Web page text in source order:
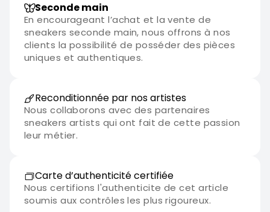
Seconde main
En encourageant l’achat et la vente de
sneakers seconde main, nous offrons à nos
clients la possibilité de posséder des pièces
uniques et authentiques.
Reconditionnée par nos artistes
Nous collaborons avec des partenaires
sneakers artists qui ont fait de cette passion
leur métier.
Carte d’authenticité certifiée
Nous certifions l'authenticite de cet article
soumis aux contrôles les plus rigoureux.